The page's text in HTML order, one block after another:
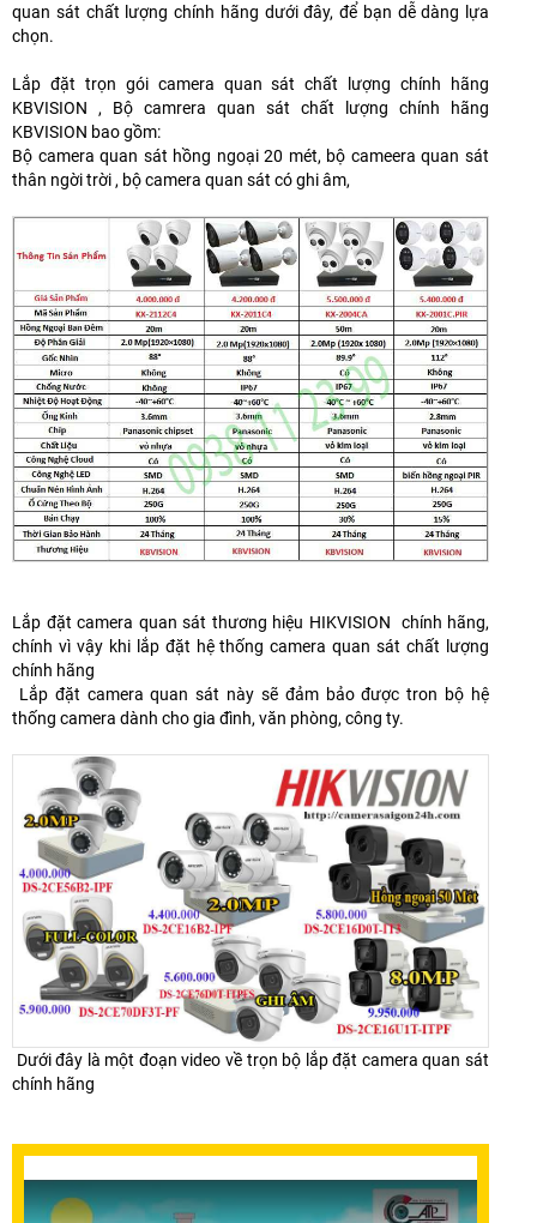
quan sát chất lượng chính hãng dưới đây, để bạn dễ dàng lựa
chọn.
Lắp đặt trọn gói camera quan sát chất lượng chính hãng
KBVISION , Bộ camrera quan sát chất lượng chính hãng
KBVISION bao gồm:
Bộ camera quan sát hồng ngoại 20 mét, bộ cameera quan sát
thân ngời trời , bộ camera quan sát có ghi âm,
Lắp đặt camera quan sát thương hiệu HIKVISION chính hãng,
chính vì vậy khi lắp đặt hệ thống camera quan sát chất lượng
chính hãng
Lắp đặt camera quan sát này sẽ đảm bảo được tron bộ hệ
thống camera dành cho gia đình, văn phòng, công ty.
Dưới đây là một đoạn video về trọn bộ lắp đặt camera quan sát
chính hãng